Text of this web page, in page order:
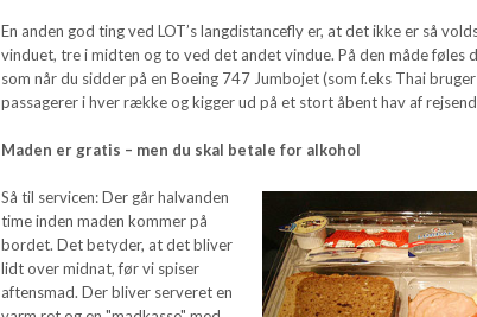
En anden god ting ved LOT’s langdistancefly er, at det ikke er så
vinduet, tre i midten og to ved det andet vindue. På den måde føles
som når du sidder på en Boeing 747 Jumbojet (som f.eks Thai
passagerer i hver række og kigger ud på et stort åbent hav af
Maden er gratis – men du skal betale for alkohol
Så til servicen: Der går halvanden
time inden maden kommer på
bordet. Det betyder, at det bliver
lidt over midnat, før vi spiser
aftensmad. Der bliver serveret en